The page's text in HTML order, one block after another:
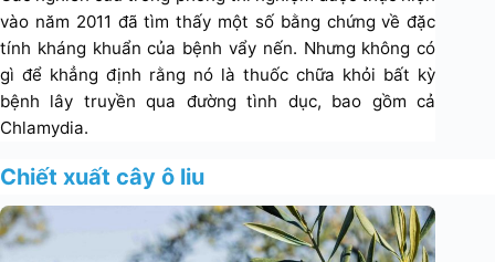
vào năm 2011 đã tìm thấy một số bằng chứng về đặc
tính kháng khuẩn của bệnh vẩy nến. Nhưng không có
gì để khẳng định rằng nó là thuốc chữa khỏi bất kỳ
bệnh lây truyền qua đường tình dục, bao gồm cả
Chlamydia.
Chiết xuất cây ô liu